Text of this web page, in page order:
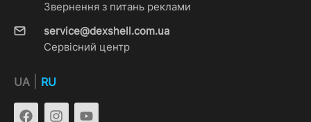
Звернення з питань реклами
service@dexshell.com.ua
Сервісний центр
UA RU